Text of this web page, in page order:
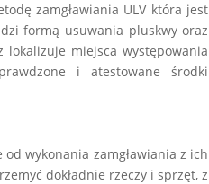
zamgławiania ULV która jest
formą usuwania pluskwy oraz
lokalizuje miejsca występowania
i atestowane środki
wykonania zamgławiania z ich
dokładnie rzeczy i sprzęt, z